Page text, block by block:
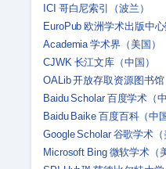
ICI 哥白尼索引（波兰）
EuroPub 欧洲学术出版中心
Academia 学术界（美国）
CJWK 长江文库（中国）
OALib 开放存取资源图书馆
Baidu Scholar 百度学术（中
Baidu Baike 百度百科（中国
Google Scholar 谷歌学术（
Microsoft Bing 微软学术（